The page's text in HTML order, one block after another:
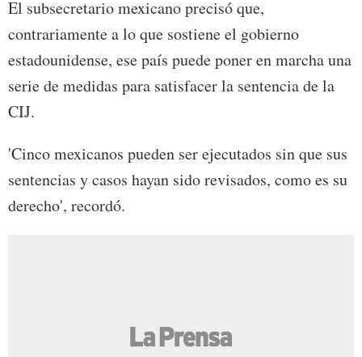
El subsecretario mexicano precisó que,
contrariamente a lo que sostiene el gobierno
estadounidense, ese país puede poner en marcha una
serie de medidas para satisfacer la sentencia de la
CIJ.
'Cinco mexicanos pueden ser ejecutados sin que sus
sentencias y casos hayan sido revisados, como es su
derecho', recordó.